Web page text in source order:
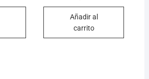
Añadir al
carrito